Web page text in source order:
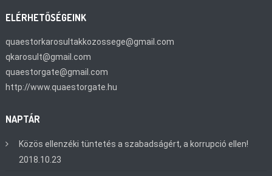
ELÉRHETŐSÉGEINK
quaestorkarosultakkozossege@gmail.com
qkarosult@gmail.com
quaestorgate@gmail.com
http://www.quaestorgate.hu
NAPTÁR
Közös ellenzéki tüntetés a szabadságért, a korrupció ellen!
2018.10.23